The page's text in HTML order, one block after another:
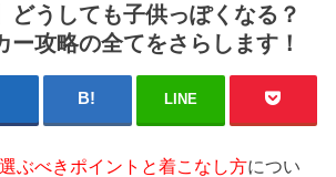
どうしても子供っぽくなる？
ー攻略の全てをさらします！
LINE
ぶべきポイントと着こなし方につい